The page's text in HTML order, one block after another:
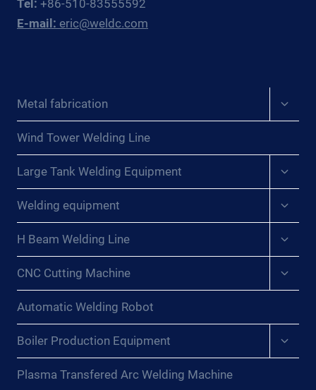
TORRES
EÓLICAS:
MEJORAR
LA
INDUSTRIA
DE
LA
EÓLICA{:}
SCHWEISSLINIE –
IE M
ER W
:FR}LIGNE D
Tel: +86-510-83555592
E-mail: eric@weldc.com
Metal fabrication
Wind Tower Welding Line
Large Tank Welding Equipment
Welding equipment
H Beam Welding Line
CNC Cutting Machine
Automatic Welding Robot
Boiler Production Equipment
Plasma Transfered Arc Welding Machine